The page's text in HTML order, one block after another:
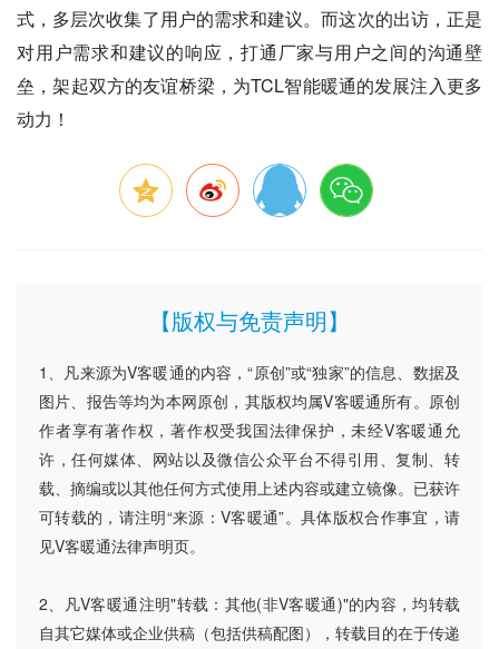
式，多层次收集了用户的需求和建议。而这次的出访，正是
对用户需求和建议的响应，打通厂家与用户之间的沟通壁
垒，架起双方的友谊桥梁，为TCL智能暖通的发展注入更多
动力！
【版权与免责声明】
1、凡来源为V客暖通的内容，“原创”或“独家”的信息、数据及
图片、报告等均为本网原创，其版权均属V客暖通所有。原创
作者享有著作权，著作权受我国法律保护，未经V客暖通允
许，任何媒体、网站以及微信公众平台不得引用、复制、转
载、摘编或以其他任何方式使用上述内容或建立镜像。已获许
可转载的，请注明“来源：V客暖通”。具体版权合作事宜，请
见V客暖通法律声明页。
2、凡V客暖通注明"转载：其他(非V客暖通)"的内容，均转载
自其它媒体或企业供稿（包括供稿配图），转载目的在于传递